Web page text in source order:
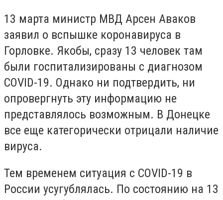
13 марта министр МВД Арсен Аваков
заявил о вспышке коронавируса в
Горловке. Якобы, сразу 13 человек там
были госпитализированы с диагнозом
COVID-19. Однако ни подтвердить, ни
опровергнуть эту информацию не
представлялось возможным. В Донецке
все еще категорически отрицали наличие
вируса.
Тем временем ситуация с COVID-19 в
России усугублялась. По состоянию на 13